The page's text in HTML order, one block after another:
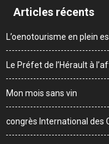
Articles récents
L’oenotourisme en plein
Le Préfet de l’Hérault à
Mon mois sans vin
congrès International des